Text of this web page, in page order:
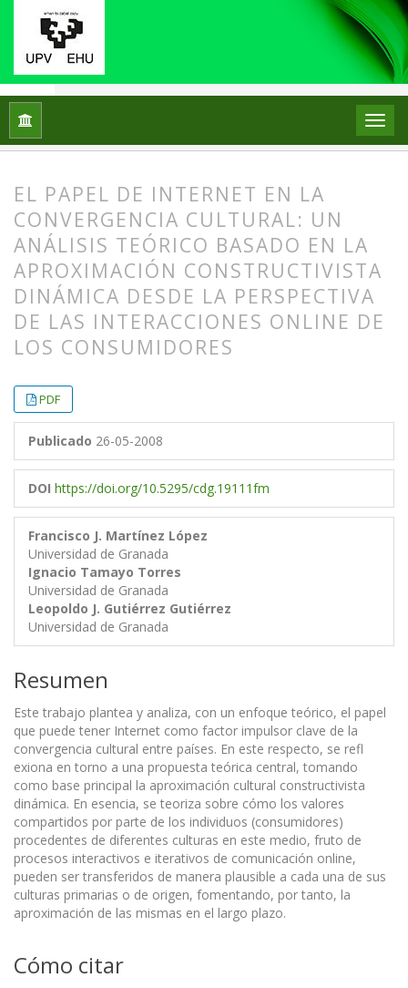
Inicio
EL PAPEL DE INTERNET EN LA
CONVERGENCIA CULTURAL: UN
ANÁLISIS TEÓRICO BASADO EN LA
APROXIMACIÓN CONSTRUCTIVISTA
DINÁMICA DESDE LA PERSPECTIVA
DE LAS INTERACCIONES ONLINE DE
LOS CONSUMIDORES
PDF
Publicado 26-05-2008
DOI https://doi.org/10.5295/cdg.19111fm
Francisco J. Martínez López
Universidad de Granada
Ignacio Tamayo Torres
Universidad de Granada
Leopoldo J. Gutiérrez Gutiérrez
Universidad de Granada
Resumen
Este trabajo plantea y analiza, con un enfoque teórico, el papel
que puede tener Internet como factor impulsor clave de la
convergencia cultural entre países. En este respecto, se refl
exiona en torno a una propuesta teórica central, tomando
como base principal la aproximación cultural constructivista
dinámica. En esencia, se teoriza sobre cómo los valores
compartidos por parte de los individuos (consumidores)
procedentes de diferentes culturas en este medio, fruto de
procesos interactivos e iterativos de comunicación online,
pueden ser transferidos de manera plausible a cada una de sus
culturas primarias o de origen, fomentando, por tanto, la
aproximación de las mismas en el largo plazo.
Cómo citar